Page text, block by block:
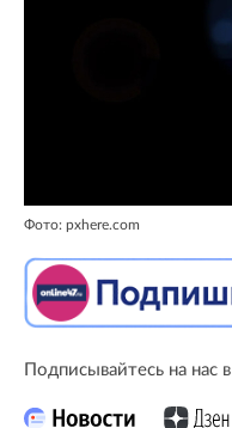
Фото: pxhere.com
Подписывайтесь на нас в